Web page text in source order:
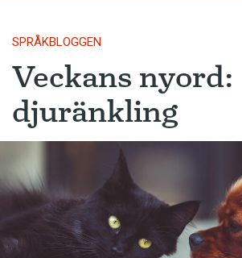
SPRÅKBLOGGEN
Veckans nyord:
djuränkling